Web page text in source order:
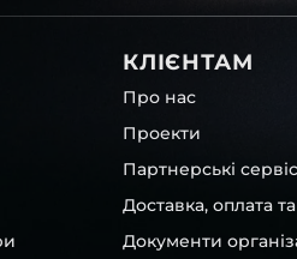
КЛІЄНТАМ
Про нас
Проекти
Партнерські
Доставка, оплата
Документи